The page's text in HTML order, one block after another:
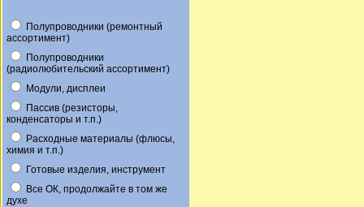
Полупроводники (ремонтный
ассортимент)
Полупроводники
(радиолюбительский ассортимент)
Модули, дисплеи
Пассив (резисторы,
конденсаторы и т.п.)
Расходные материалы (флюсы,
химия и т.п.)
Готовые изделия, инструмент
Все ОК, продолжайте в том же
духе